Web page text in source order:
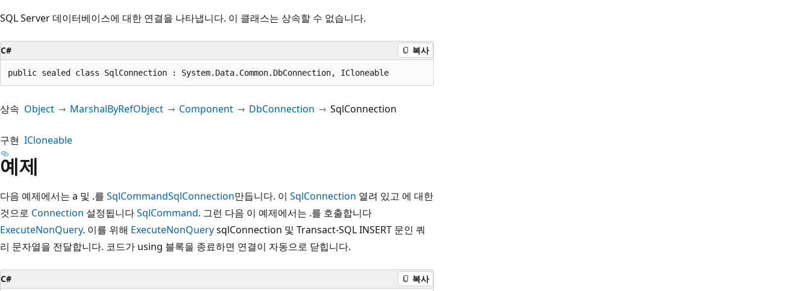
SQL Server 데이터베이스에 대한 연결을 나타냅니다. 이 클래스는 상속할 수 없습니다.
C# 복사
public sealed class SqlConnection : System.Data.Common.DbConnection, ICloneable
상속 Object MarshalByRefObject Component DbConnection SqlConnection
구현 ICloneable
예제
다음 예제에서는 a 및 .를 SqlCommandSqlConnection만듭니다. 이 SqlConnection 열려 있고 에 대한
것으로 Connection 설정됩니다SqlCommand. 그런 다음 이 예제에서는 .를 호출합니다
ExecuteNonQuery. 이를 위해 ExecuteNonQuerysqlConnection 및 Transact-SQL INSERT 문인 쿼
리 문자열을 전달합니다. 코드가 using 블록을 종료하면 연결이 자동으로 닫힙니다.
C# 복사